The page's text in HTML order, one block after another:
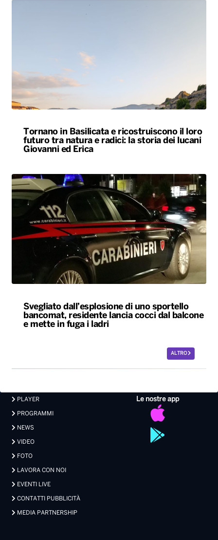
Tornano in Basilicata e ricostruiscono il loro
futuro tra natura e radici: la storia dei lucani
Giovanni ed Erica
Svegliato dall’esplosione di uno sportello
bancomat, residente lancia cocci dal balcone
e mette in fuga i ladri
ALTRO
Le nostre app
PLAYER
PROGRAMMI
NEWS
VIDEO
FOTO
LAVORA CON NOI
EVENTI LIVE
CONTATTI PUBBLICITÀ
MEDIA PARTNERSHIP